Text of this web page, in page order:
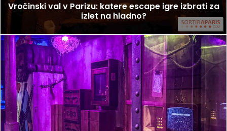
Vročinski val v Parizu: katere escape igre izbrati za
izlet na hladno?